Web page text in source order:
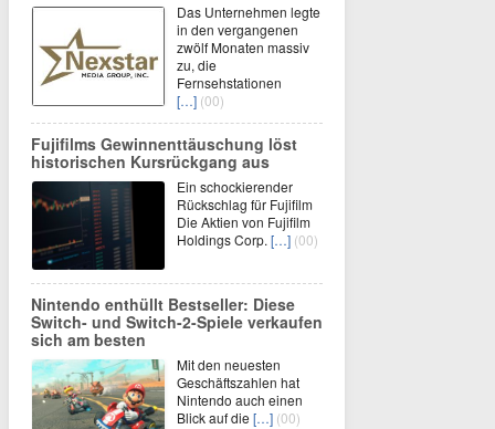
Das Unternehmen legte
in den vergangenen
zwölf Monaten massiv
zu, die
Fernsehstationen
[…] (00)
Fujifilms Gewinnenttäuschung löst
historischen Kursrückgang aus
Ein schockierender
Rückschlag für Fujifilm
Die Aktien von Fujifilm
Holdings Corp. […] (00)
Nintendo enthüllt Bestseller: Diese
Switch- und Switch-2-Spiele verkaufen
sich am besten
Mit den neuesten
Geschäftszahlen hat
Nintendo auch einen
Blick auf die […] (00)